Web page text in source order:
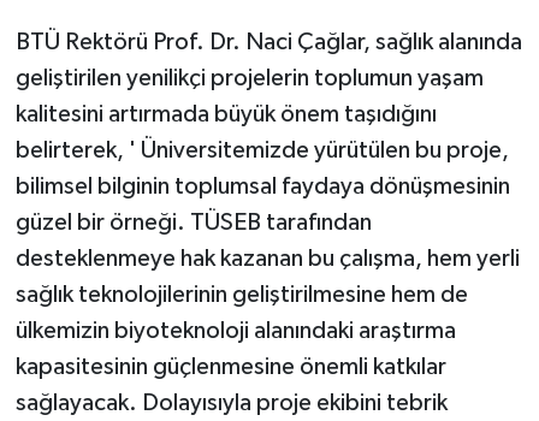
BTÜ Rektörü Prof. Dr. Naci Çağlar, sağlık alanında
geliştirilen yenilikçi projelerin toplumun yaşam
kalitesini artırmada büyük önem taşıdığını
belirterek, ' Üniversitemizde yürütülen bu proje,
bilimsel bilginin toplumsal faydaya dönüşmesinin
güzel bir örneği. TÜSEB tarafından
desteklenmeye hak kazanan bu çalışma, hem yerli
sağlık teknolojilerinin geliştirilmesine hem de
ülkemizin biyoteknoloji alanındaki araştırma
kapasitesinin güçlenmesine önemli katkılar
sağlayacak. Dolayısıyla proje ekibini tebrik